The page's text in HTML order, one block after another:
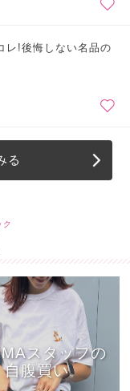
レ!後悔しない名品の
る
スタッフの
自腹買い